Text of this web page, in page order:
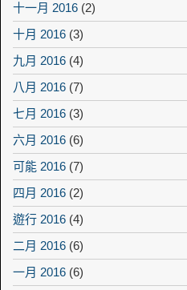
十一月 2016 (2)
十月 2016 (3)
九月 2016 (4)
八月 2016 (7)
七月 2016 (3)
六月 2016 (6)
可能 2016 (7)
四月 2016 (2)
遊行 2016 (4)
二月 2016 (6)
一月 2016 (6)